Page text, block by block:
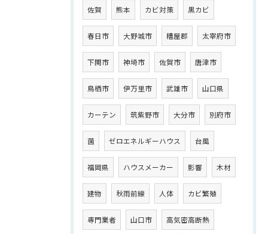
佐賀 熊本 カビ対策 黒カビ
春日市 大野城市 糟屋郡 太宰府市
下関市 神埼市 佐賀市 唐津市
鳥栖市 伊万里市 武雄市 山口県
カーテン 筑紫野市 大分市 別府市
菌 ゼロエネルギーハウス 台風
福岡県 ハウスメーカー 影響 木材
建物 秋雨前線 人体 カビ繁殖
専門業者 山口市 高気密高断熱